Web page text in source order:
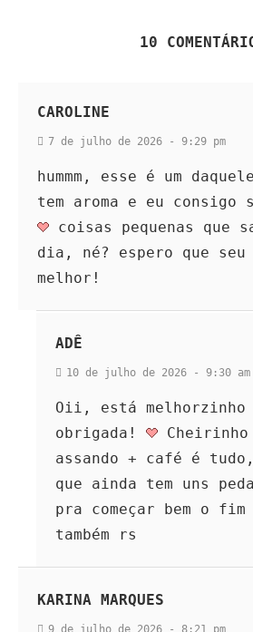
10
CAROLINE
7 de julho de 2026 - 9:29 pm
hummm, esse é um
tem aroma e eu consigo
coisas pequenas que
dia, né? espero que
melhor!
ADÊ
10 de julho de 2026 - 9:30 am
Oii, está melhorzinho
obrigada!
assando + café é
que ainda tem uns
pra começar bem o fim
também rs
KARINA MARQUES
9 de julho de 2026 - 8:21 pm